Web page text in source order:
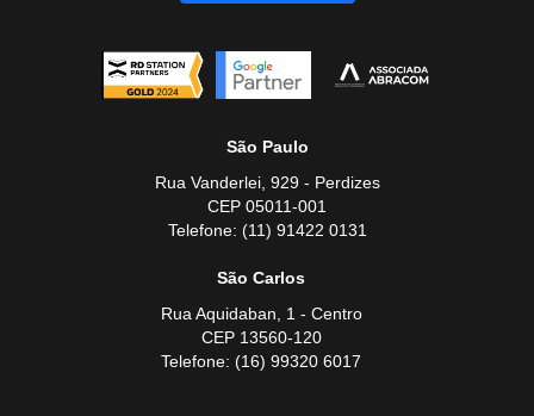
São Paulo
Rua Vanderlei, 929 - Perdizes
CEP 05011-001
Telefone: (11) 91422 0131
São Carlos
Rua Aquidaban, 1 - Centro
CEP 13560-120
Telefone: (16) 99320 6017